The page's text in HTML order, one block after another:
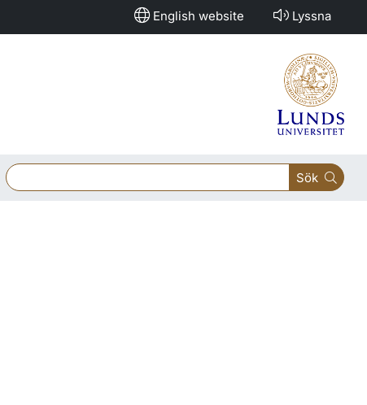
English website Lyssna
Sök